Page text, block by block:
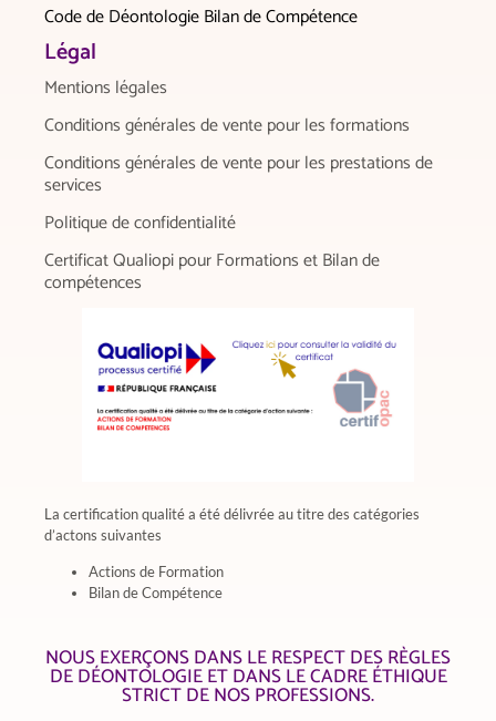
Code de Déontologie Bilan de Compétence
Légal
Mentions légales
Conditions générales de vente pour les formations
Conditions générales de vente pour les prestations de
services
Politique de confidentialité
Certificat Qualiopi pour Formations et Bilan de
compétences
La certification qualité a été délivrée au titre des catégories
d’actons suivantes
Actions de Formation
Bilan de Compétence
NOUS EXERÇONS DANS LE RESPECT DES RÈGLES
DE DÉONTOLOGIE ET DANS LE CADRE ÉTHIQUE
STRICT DE NOS PROFESSIONS.